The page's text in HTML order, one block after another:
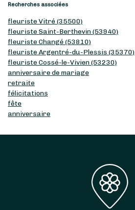
Recherches associées
fleuriste Vitré (35500)
fleuriste Saint-Berthevin (53940)
fleuriste Changé (53810)
fleuriste Argentré-du-Plessis (35370)
fleuriste Cossé-le-Vivien (53230)
anniversaire de mariage
retraite
félicitations
fête
anniversaire